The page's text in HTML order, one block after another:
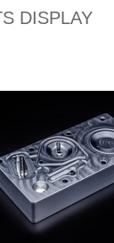
DISPLAY